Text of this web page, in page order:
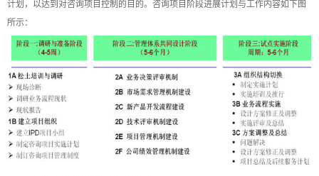
计划，以达到对咨询项目控制的目的。咨询项目阶段进展计划与工作内容如下图
所示：